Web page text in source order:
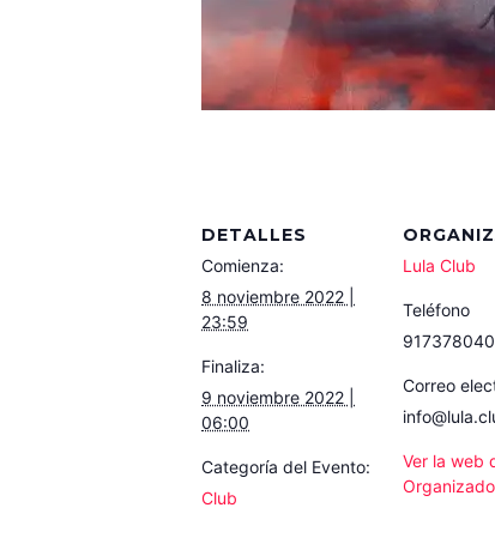
DETALLES
Comienza:
8 noviembre 2022 |
23:59
Finaliza:
9 noviembre 2022 |
06:00
Categoría del Evento:
Club
Lula Club
Teléfono
917378040
Correo
Ver la web